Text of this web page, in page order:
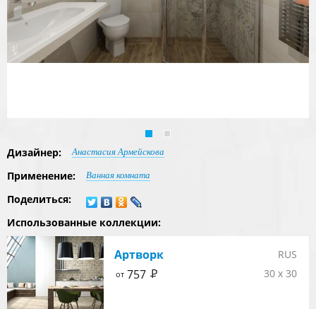
Дизайнер: Анастасия Армейскова
Применение: Ванная комната
Поделиться:
Использованные коллекции:
Артворк
30 x 30
RUS
от757 Р